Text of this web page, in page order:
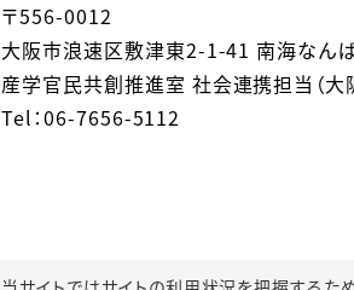
〒556-0012
大阪市浪速区敷津東2-1-41 南海なん
産学官民共創推進室 社会連携担当（
Tel：06-7656-5112